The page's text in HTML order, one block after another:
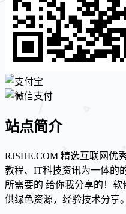
站点简介
RJSHE.COM 精选互联网优
教程、IT科技资讯为一体的
所需要的 给你我分享的！
供绿色资源，经验技术分享。